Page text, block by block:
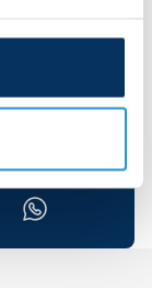
support the